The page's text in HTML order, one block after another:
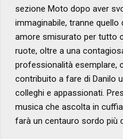
sezione Moto dopo aver
immaginabile, tranne quello
amore smisurato per tutto
ruote, oltre a una
professionalità esemplare,
contribuito a fare di Danilo
colleghi e appassionati.
musica che ascolta in
farà un centauro sordo più